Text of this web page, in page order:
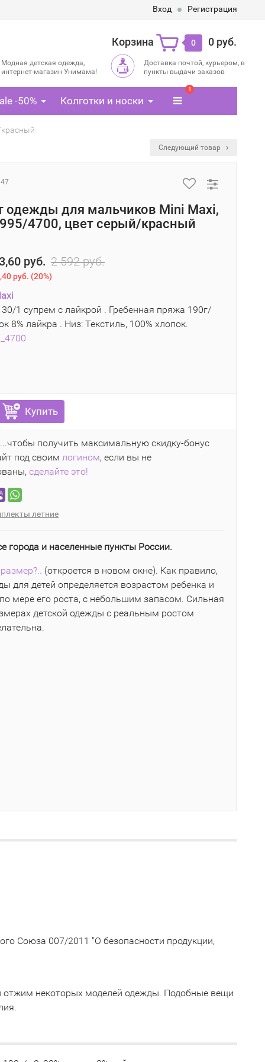
Вход Регистрация
Корзина 0 0 руб.
Модная детская одежда,
интернет-магазин Унимама!
Доставка почтой, курьером, в
пункты выдачи заказов
-50% Колготки и носки
1
Следующий товар
одежды для мальчиков Mini Maxi,
4700, цвет серый/красный
руб. 2 592 руб.
руб. (20%)
30/1 супрем с лайкрой . Гребенная пряжа 190г/
8% лайкра . Низ: Текстиль, 100% хлопок.
Купить
...чтобы получить максимальную скидку-бонус
под своим логином, если вы не
сделайте это!
летние
города и населенные пункты России.
(откроется в новом окне). Как правило,
для детей определяется возрастом ребенка и
мере его роста, с небольшим запасом. Сильная
детской одежды с реальным ростом
Союза 007/2011 "О безопасности продукции,
отжим некоторых моделей одежды. Подобные вещи